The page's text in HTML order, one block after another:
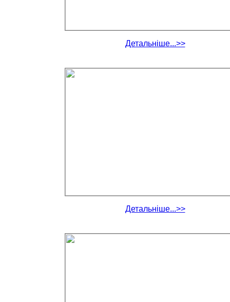
Детальніше...>>
Детальніше...>>